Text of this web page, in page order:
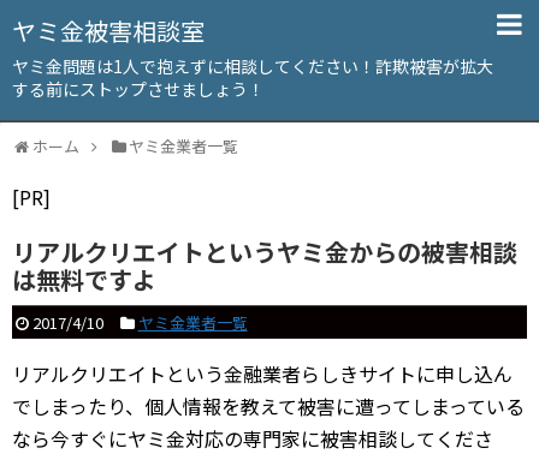
ヤミ金被害相談室
ヤミ金問題は1人で抱えずに相談してください！詐欺被害が拡大
する前にストップさせましょう！
ホーム ヤミ金業者一覧
[PR]
リアルクリエイトというヤミ金からの被害相談
は無料ですよ
2017/4/10 ヤミ金業者一覧
リアルクリエイトという金融業者らしきサイトに申し込ん
でしまったり、個人情報を教えて被害に遭ってしまっている
なら今すぐにヤミ金対応の専門家に被害相談してくださ